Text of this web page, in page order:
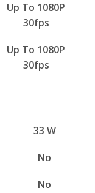
Up To 1080P
30fps
Up To 1080P
30fps
33 W
No
No